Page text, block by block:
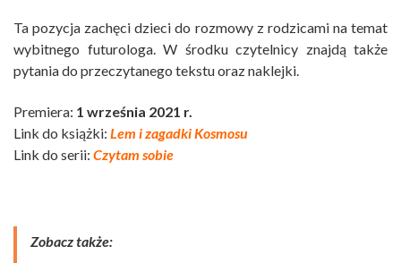
Ta pozycja zachęci dzieci do rozmowy z rodzicami na temat
wybitnego futurologa. W środku czytelnicy znajdą także
pytania do przeczytanego tekstu oraz naklejki.
Premiera: 1 września 2021 r.
Link do książki: Lem i zagadki Kosmosu
Link do serii: Czytam sobie
Zobacz także: